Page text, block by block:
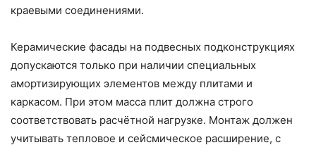
краевыми соединениями.
Керамические фасады на подвесных подконструкциях
допускаются только при наличии специальных
амортизирующих элементов между плитами и
каркасом. При этом масса плит должна строго
соответствовать расчётной нагрузке. Монтаж должен
учитывать тепловое и сейсмическое расширение, с